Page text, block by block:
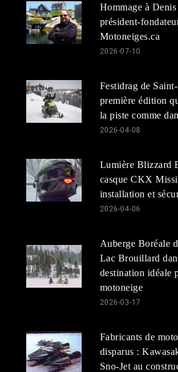
Hommage à
président-
Motoneiges.ca
2026-07-10
Festidrag de
première édition
la piste comme
2026-04-08
Lumière Blizzard
casque CKX
installation et
2026-04-06
Auberge Boréale
Lac Brouillard
destination idéale
motoneige
2026-03-17
Fabricants de
disparus :
Sno-Jet au